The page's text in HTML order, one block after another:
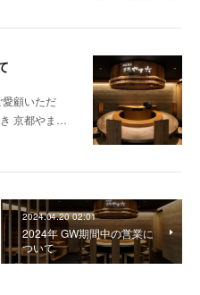
顧いただ
京都やま…
2024.04.20 02:01
2024年 GW期間中の営業に
ついて